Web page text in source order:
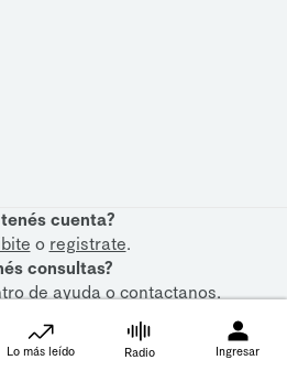
tenés cuenta?
o registrate.
consultas?
de ayudaocontactanos.
Lo más leído Radio Ingresar